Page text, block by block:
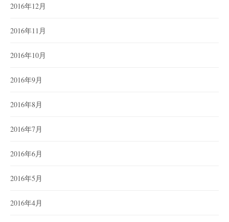
2016年12月
2016年11月
2016年10月
2016年9月
2016年8月
2016年7月
2016年6月
2016年5月
2016年4月